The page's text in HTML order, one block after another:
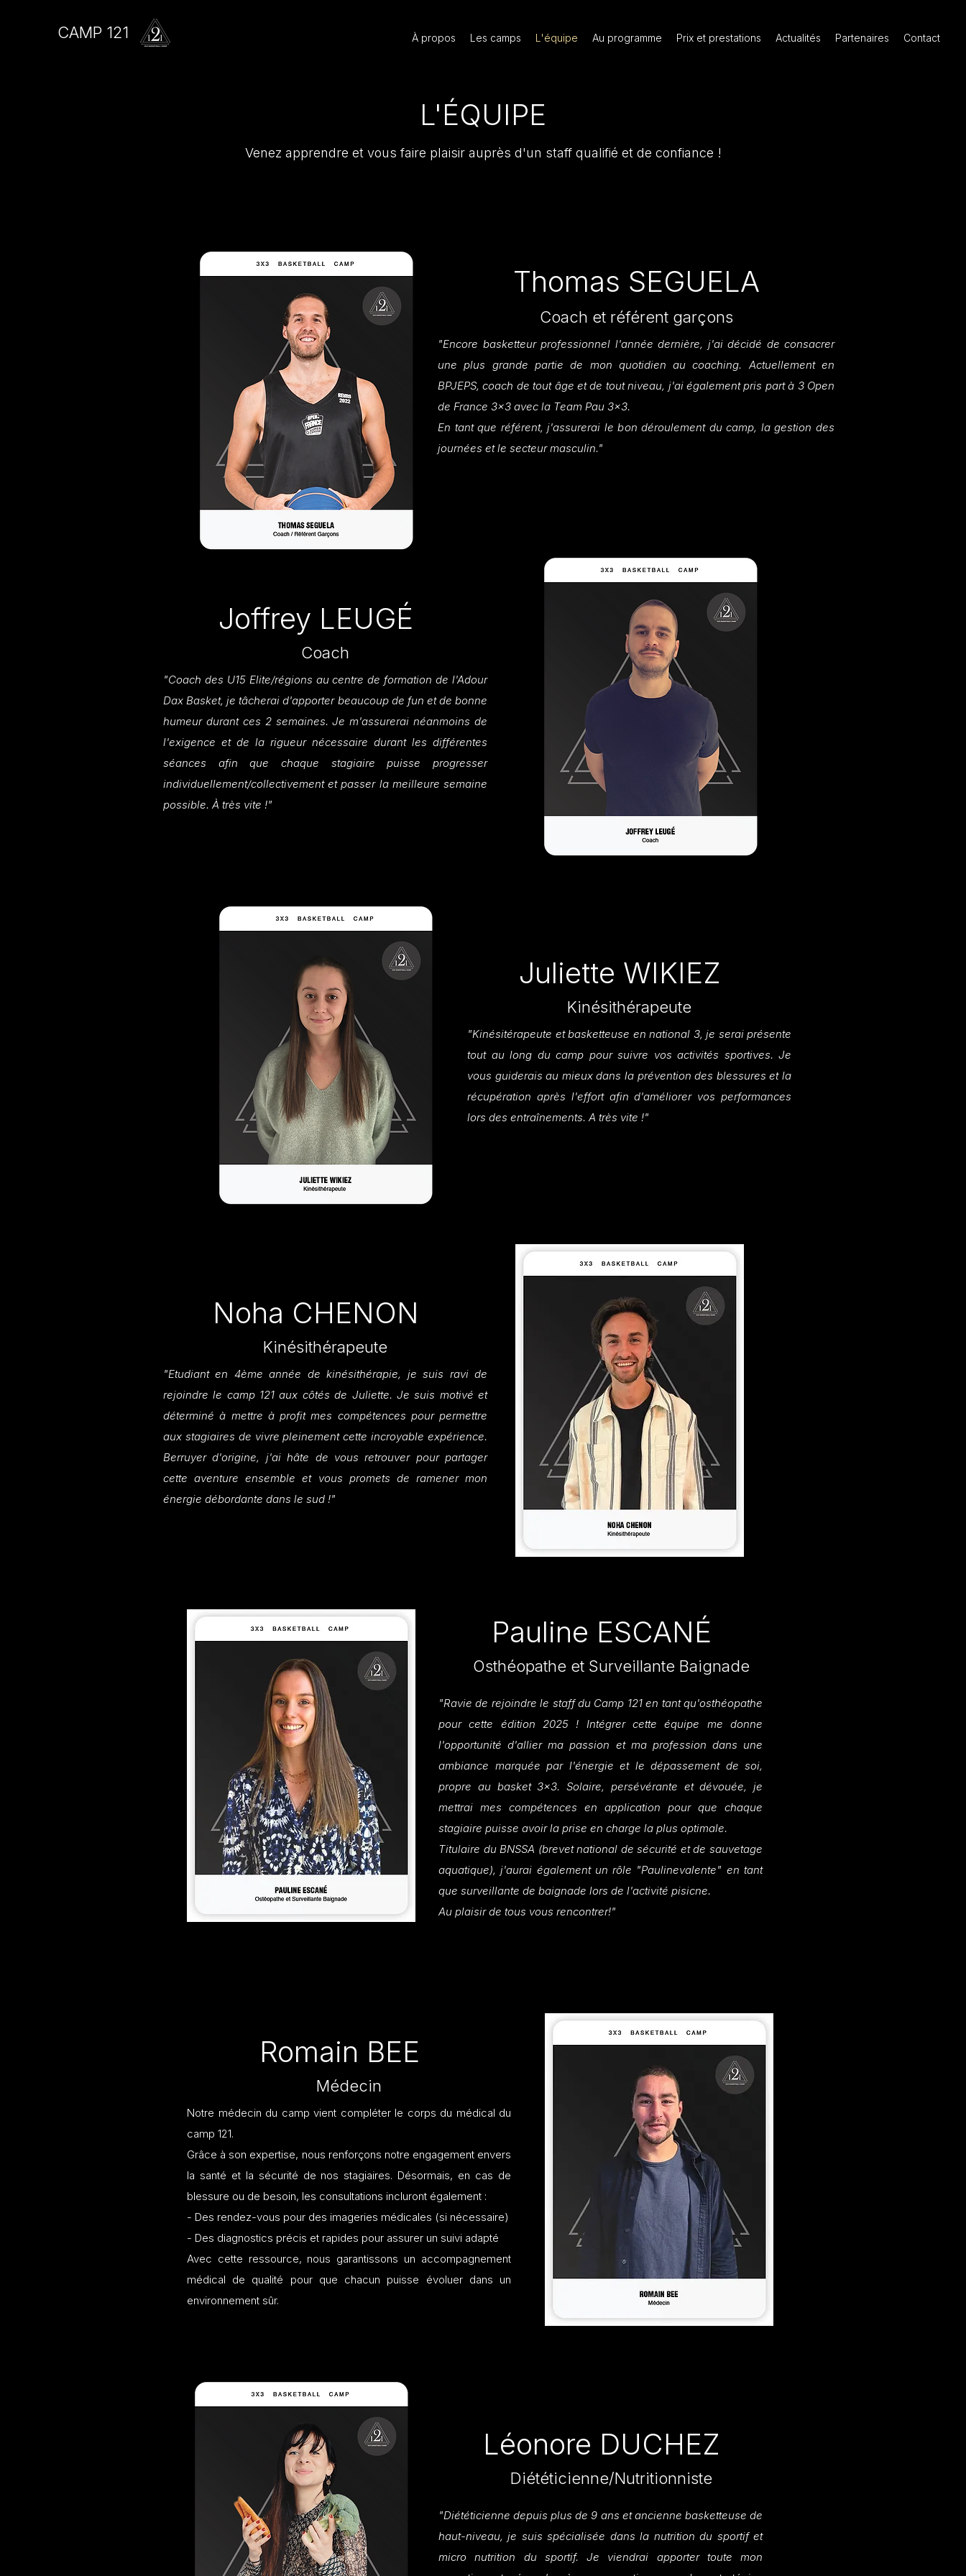
CAMP 121 À propos Les camps L'équipe Au programme Prix et prestations Actualités Partenaires Contact
L'ÉQUIPE
Venez apprendre et vous faire plaisir auprès d'un staff qualifié et de confiance !
Thomas SEGUELA
Coach et référent garçons
"Encore basketteur professionnel l'année dernière, j'ai décidé de consacrer
une plus grande partie de mon quotidien au coaching. Actuellement en
BPJEPS, coach de tout âge et de tout niveau, j'ai également pris part à 3 Open
de France 3x3 avec la Team Pau 3x3.
En tant que référent, j'assurerai le bon déroulement du camp, la gestion des
journées et le secteur masculin."
Joffrey LEUGÉ
Coach
"Coach des U15 Elite/régions au centre de formation de l'Adour
Dax Basket, je tâcherai d'apporter beaucoup de fun et de bonne
humeur durant ces 2 semaines. Je m'assurerai néanmoins de
l'exigence et de la rigueur nécessaire durant les différentes
séances afin que chaque stagiaire puisse progresser
individuellement/collectivement et passer la meilleure semaine
possible. À très vite !"
Juliette WIKIEZ
Kinésithérapeute
"Kinésitérapeute et basketteuse en national 3, je serai présente
tout au long du camp pour suivre vos activités sportives. Je
vous guiderais au mieux dans la prévention des blessures et la
récupération après l'effort afin d'améliorer vos performances
lors des entraînements. A très vite !"
Noha CHENON
Kinésithérapeute
"Etudiant en 4ème année de kinésithérapie, je suis ravi de
rejoindre le camp 121 aux côtés de Juliette. Je suis motivé et
déterminé à mettre à profit mes compétences pour permettre
aux stagiaires de vivre pleinement cette incroyable expérience.
Berruyer d'origine, j'ai hâte de vous retrouver pour partager
cette aventure ensemble et vous promets de ramener mon
énergie débordante dans le sud !"
Pauline ESCANÉ
Osthéopathe et Surveillante Baignade
"Ravie de rejoindre le staff du Camp 121 en tant qu'osthéopathe
pour cette édition 2025 ! Intégrer cette équipe me donne
l'opportunité d'allier ma passion et ma profession dans une
ambiance marquée par l'énergie et le dépassement de soi,
propre au basket 3x3. Solaire, persévérante et dévouée, je
mettrai mes compétences en application pour que chaque
stagiaire puisse avoir la prise en charge la plus optimale.
Titulaire du BNSSA (brevet national de sécurité et de sauvetage
aquatique), j'aurai également un rôle "Paulinevalente" en tant
que surveillante de baignade lors de l'activité pisicne.
Au plaisir de tous vous rencontrer!"
Romain BEE
Médecin
Notre médecin du camp vient compléter le corps du médical du
camp 121.
Grâce à son expertise, nous renforçons notre engagement envers
la santé et la sécurité de nos stagiaires. Désormais, en cas de
blessure ou de besoin, les consultations incluront également :
- Des rendez-vous pour des imageries médicales (si nécessaire)
- Des diagnostics précis et rapides pour assurer un suivi adapté
Avec cette ressource, nous garantissons un accompagnement
médical de qualité pour que chacun puisse évoluer dans un
environnement sûr.
Léonore DUCHEZ
Diététicienne/Nutritionniste
"Diététicienne depuis plus de 9 ans et ancienne basketteuse de
haut-niveau, je suis spécialisée dans la nutrition du sportif et
micro nutrition du sportif. Je viendrai apporter toute mon